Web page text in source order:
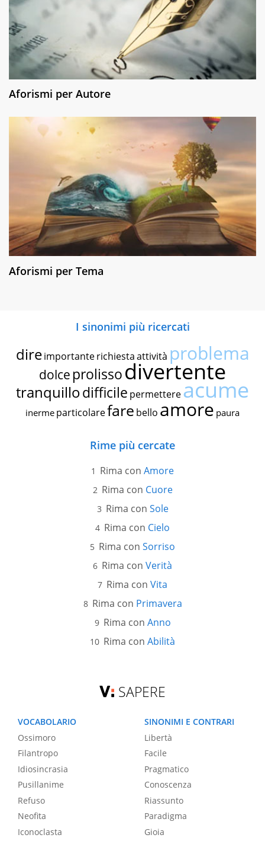
Aforismi per Autore
Aforismi per Tema
I sinonimi più ricercati
dire importante richiestaattività problema
dolce prolissodivertente
tranquillodifficile permettereacume
inerme particolarefare bello amore paura
Rime più cercate
Rima con Amore
Rima con Cuore
Rima con Sole
Rima con Cielo
Rima con Sorriso
Rima con Verità
Rima con Vita
Rima con Primavera
Rima con Anno
Rima con Abilità
SAPERE
VOCABOLARIO
Ossimoro
Filantropo
Idiosincrasia
Pusillanime
Refuso
Neofita
Iconoclasta
SINONIMI E CONTRARI
Libertà
Facile
Pragmatico
Conoscenza
Riassunto
Paradigma
Gioia